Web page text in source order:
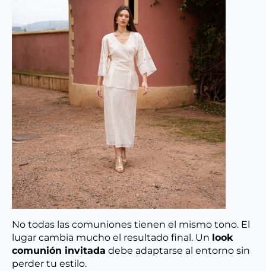
No todas las comuniones tienen el mismo tono. El
lugar cambia mucho el resultado final. Un look
comunión invitada debe adaptarse al entorno sin
perder tu estilo.